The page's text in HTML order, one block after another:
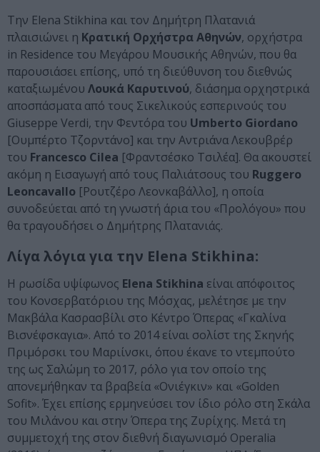
Την Elena Stikhina και τον Δημήτρη Πλατανιά
πλαισιώνει η Κρατική Ορχήστρα Αθηνών, ορχήστρα
in Residence του Μεγάρου Μουσικής Αθηνών, που θα
παρουσιάσει επίσης, υπό τη διεύθυνση του διεθνώς
καταξιωμένου Λουκά Καρυτινού, διάσημα ορχηστρικά
αποσπάσματα από τους Σικελικούς εσπερινούς του
Giuseppe Verdi, την Φεντόρα του Umberto Giordano
[Ουμπέρτο Τζορντάνο] και την Αντριάνα Λεκουβρέρ
του Francesco Cilea [Φραντσέσκο Τσιλέα]. Θα ακουστεί
ακόμη η Εισαγωγή από τους Παλιάτσους του Ruggero
Leoncavallo [Ρουτζέρο Λεονκαβάλλο], η οποία
συνοδεύεται από τη γνωστή άρια του «Προλόγου» που
θα τραγουδήσει ο Δημήτρης Πλατανιάς.
Λίγα λόγια για την Elena Stikhina:
Η ρωσίδα υψίφωνος Elena Stikhina είναι απόφοιτος
του Κονσερβατόριου της Μόσχας, μελέτησε με την
Μακβάλα Κασρασβίλι στο Κέντρο Όπερας «Γκαλίνα
Βισνέφσκαγια». Από το 2014 είναι σολίστ της Σκηνής
Πριμόρσκι του Μαριίνσκι, όπου έκανε το ντεμπούτο
της ως Σαλώμη το 2017, ρόλο για τον οποίο της
απονεμήθηκαν τα βραβεία «Ονιέγκιν» και «Golden
Sofit». Έχει επίσης ερμηνεύσει τον ίδιο ρόλο στη Σκάλα
του Μιλάνου και στην Όπερα της Ζυρίχης. Μετά τη
συμμετοχή της στον διεθνή διαγωνισμό Operalia